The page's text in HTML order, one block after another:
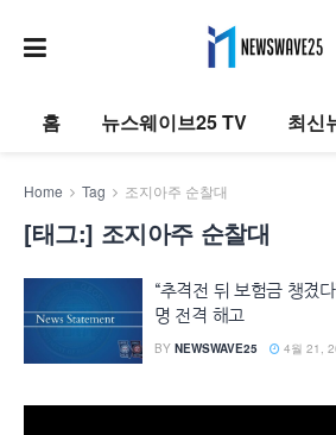
홈 뉴스웨이브25 TV 최신
Home Tag 조지아주 순찰대
[태그:] 조지아주 순찰대
“추격전 뒤 보험금 챙겼
명 전격 해고
BY NEWSWAVE25 4월 21,